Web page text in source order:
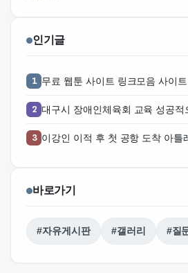
인기글
대구시 장애인체육회 교육 성공적
이강인 이적 후 첫 공항 도착 아틀
바로가기
#자유게시판 #갤러리 #질